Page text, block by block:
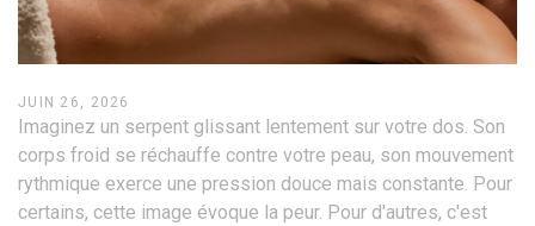
JUIN 26, 2026
Imaginez un serpent glissant lentement sur votre dos. Son
corps froid se réchauffe contre votre peau, son mouvement
rythmique exerce une pression douce mais constante. Pour
certains, cette image évoque la peur. Pour d'autres, c'est